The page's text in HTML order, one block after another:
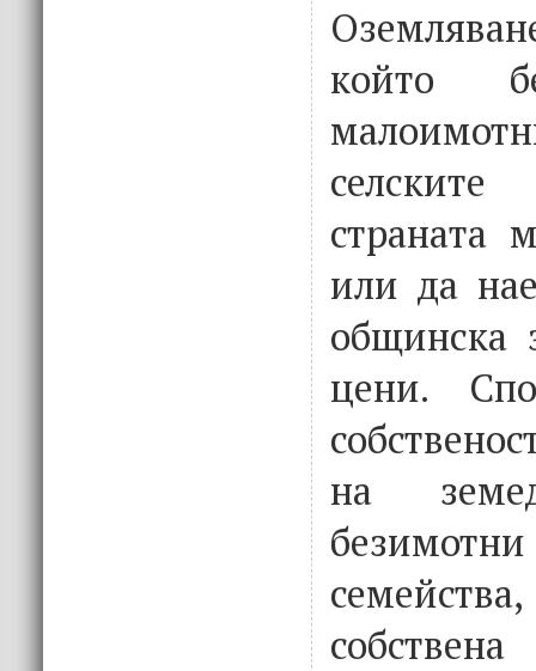
който
страната
или да
общинска
цени.
на